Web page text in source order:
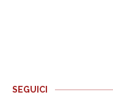
SEGUICI